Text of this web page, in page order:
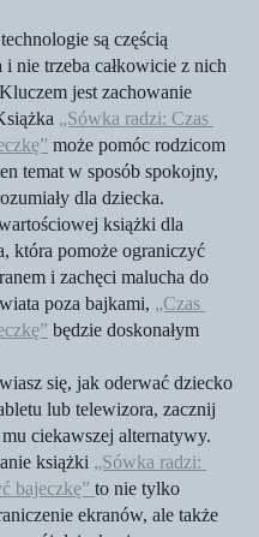
są częścią
i nie trzeba całkowicie z nich
jest zachowanie
„Sówka radzi: Czas
może pomóc rodzicom
temat w sposób spokojny,
dla dziecka.
książki dla
która pomoże ograniczyć
i zachęci malucha do
poza bajkami, „Czas
będzie doskonałym
się, jak oderwać dziecko
lub telewizora, zacznij
ciekawszej alternatywy.
książki „Sówka radzi:
bajeczkę” to nie tylko
ekranów, ale także